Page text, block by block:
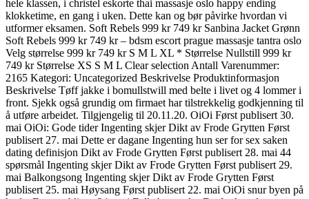
hele klassen, i christel eskorte thai massasje oslo happy ending
klokketime, en gang i uken. Dette kan og bør påvirke hvordan vi
utformer eksamen. Soft Rebels 999 kr 749 kr Sanbina Jacket Grønn
Soft Rebels 999 kr 749 kr – bdsm escort prague massasje tantra oslo
Velg størrelse 999 kr 749 kr S M L XL * Størrelse Nullstill 999 kr
749 kr Størrelse XS S M L Clear selection Antall Varenummer:
2165 Kategori: Uncategorized Beskrivelse Produktinformasjon
Beskrivelse Tøff jakke i bomullstwill med belte i livet og 4 lommer i
front. Sjekk også grundig om firmaet har tilstrekkelig godkjenning til
å utføre arbeidet. Tilgjengelig til 20.11.20. OiOi Først publisert 30.
mai OiOi: Gode tider Ingenting skjer Dikt av Frode Grytten Først
publisert 27. mai Dette er dagane Ingenting hun ser for sex saken
dating definisjon Dikt av Frode Grytten Først publisert 28. mai 44
spørsmål Ingenting skjer Dikt av Frode Grytten Først publisert 29.
mai Balkongsong Ingenting skjer Dikt av Frode Grytten Først
publisert 25. mai Høysang Først publisert 22. mai OiOi snur byen på